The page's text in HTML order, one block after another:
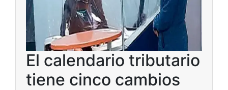
El calendario tributario
tiene cinco cambios